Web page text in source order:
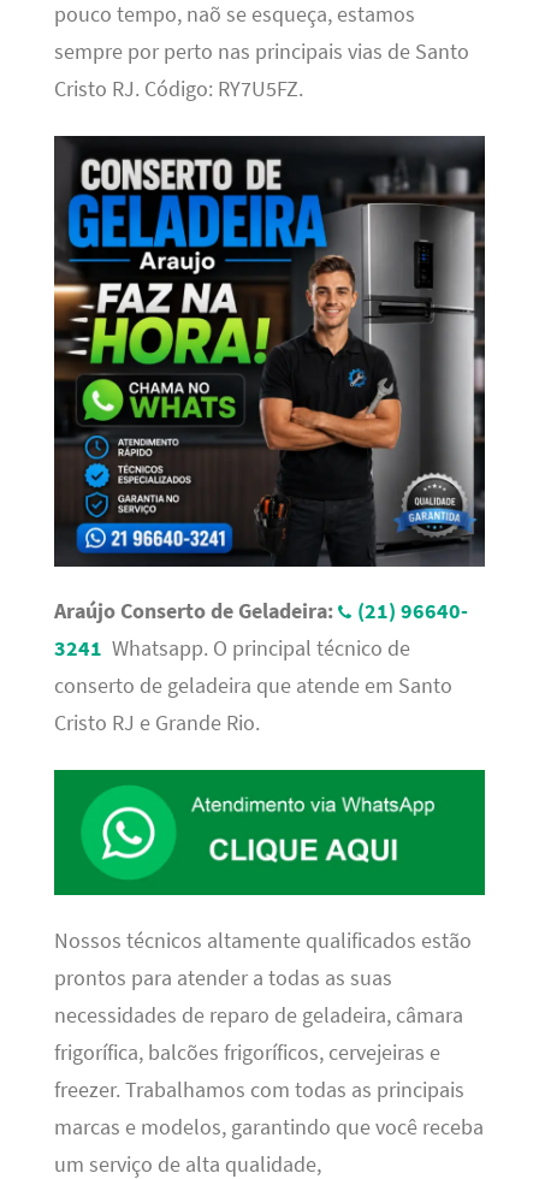
pouco tempo, naõ se esqueça, estamos
sempre por perto nas principais vias de Santo
Cristo RJ. Código: RY7U5FZ.
Araújo Conserto de Geladeira:
(21) 96640-
3241 Whatsapp. O principal técnico de
conserto de geladeira que atende em Santo
Cristo RJ e Grande Rio.
Nossos técnicos altamente qualificados estão
prontos para atender a todas as suas
necessidades de reparo de geladeira, câmara
frigorífica, balcões frigoríficos, cervejeiras e
freezer. Trabalhamos com todas as principais
marcas e modelos, garantindo que você receba
um serviço de alta qualidade,